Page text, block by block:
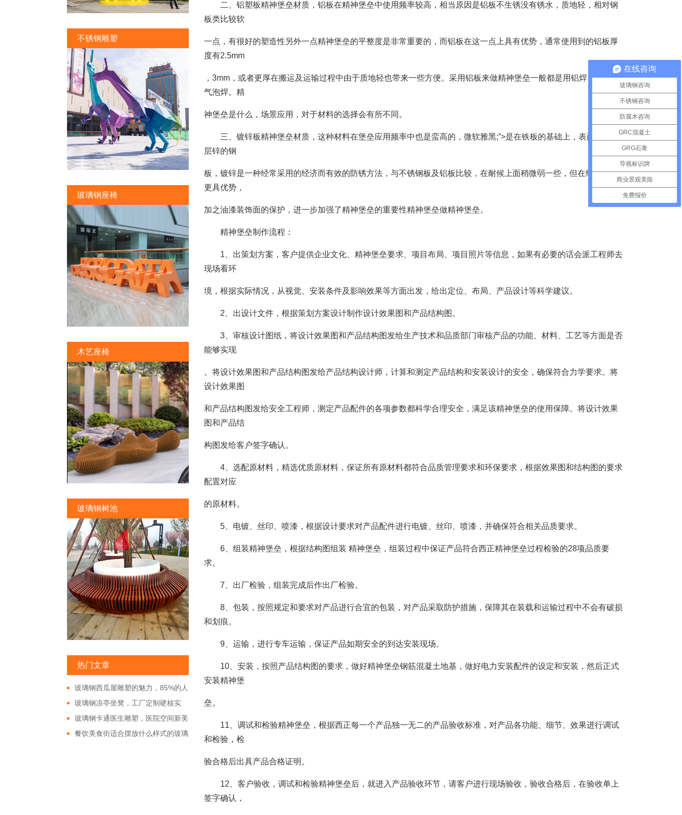
不锈钢雕塑
玻璃钢座椅
木艺座椅
玻璃钢树池
热门文章
玻璃钢西瓜屋雕塑的魅力，85%的人
都非常的好奇!
玻璃钢凉亭坐凳，工厂定制硬核实
玻璃钢卡通医生雕塑，医院空间新美
餐饮美食街适合摆放什么样式的玻璃
二、铝塑板精神堡垒材质，铝板在精神堡垒中使用频率较高，相当原因是铝板不生锈没有锈水，质地轻，相对钢
板类比较软
一点，有很好的塑造性另外一点精神堡垒的平整度是非常重要的，而铝板在这一点上具有优势，通常使用到的铝板厚
度有2.5mm
，3mm，或者更厚在搬运及运输过程中由于质地轻也带来一些方便。采用铝板来做精神堡垒一般都是用铝焊，也就是
气泡焊。精
神堡垒是什么，场景应用，对于材料的选择会有所不同。
三、镀锌板精神堡垒材质，这种材料在堡垒应用频率中也是蛮高的，微软雅黑;”>是在铁板的基础上，表面镀有一
层锌的钢
板，镀锌是一种经常采用的经济而有效的防锈方法，与不锈钢板及铝板比较，在耐候上面稍微弱一些，但在经济上面
更具优势，
加之油漆装饰面的保护，进一步加强了精神堡垒的重要性精神堡垒做精神堡垒。
精神堡垒制作流程：
1、出策划方案，客户提供企业文化、精神堡垒要求、项目布局、项目照片等信息，如果有必要的话会派工程师去
现场看环
境，根据实际情况，从视觉、安装条件及影响效果等方面出发，给出定位、布局、产品设计等科学建议。
2、出设计文件，根据策划方案设计制作设计效果图和产品结构图。
3、审核设计图纸，将设计效果图和产品结构图发给生产技术和品质部门审核产品的功能、材料、工艺等方面是否
能够实现
。将设计效果图和产品结构图发给产品结构设计师，计算和测定产品结构和安装设计的安全，确保符合力学要求。将
设计效果图
和产品结构图发给安全工程师，测定产品配件的各项参数都科学合理安全，满足该精神堡垒的使用保障。将设计效果
图和产品结
构图发给客户签字确认。
4、选配原材料，精选优质原材料，保证所有原材料都符合品质管理要求和环保要求，根据效果图和结构图的要求
配置对应
的原材料。
5、电镀、丝印、喷漆，根据设计要求对产品配件进行电镀、丝印、喷漆，并确保符合相关品质要求。
6、组装精神堡垒，根据结构图组装 精神堡垒，组装过程中保证产品符合西正精神堡垒过程检验的28项品质要
求。
7、出厂检验，组装完成后作出厂检验。
8、包装，按照规定和要求对产品进行合宜的包装，对产品采取防护措施，保障其在装载和运输过程中不会有破损
和划痕。
9、运输，进行专车运输，保证产品如期安全的到达安装现场。
10、安装，按照产品结构图的要求，做好精神堡垒钢筋混凝土地基，做好电力安装配件的设定和安装，然后正式
安装精神堡
垒。
11、调试和检验精神堡垒，根据西正每一个产品独一无二的产品验收标准，对产品各功能、细节、效果进行调试
和检验，检
验合格后出具产品合格证明。
12、客户验收，调试和检验精神堡垒后，就进入产品验收环节，请客户进行现场验收，验收合格后，在验收单上
签字确认，
在线咨询
玻璃钢咨询
不锈钢咨询
防腐木咨询
GRC混凝土
GRG石膏
导视标识牌
商业景观美陈
免费报价